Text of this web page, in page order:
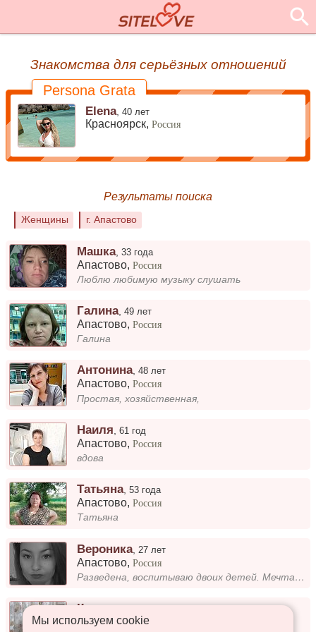
Знакомства для серьёзных отношений
Persona Grata
Elena,40 лет
Красноярск,Россия
Результаты поиска
Женщины г. Апастово
Машка,33 года
Апастово,Россия
Люблю любимую музыку слушать
Галина,49 лет
Апастово,Россия
Галина
Антонина,48 лет
Апастово,Россия
Простая, хозяйственная,
Наиля ,61 год
Апастово,Россия
вдова
Татьяна,53 года
Апастово,Россия
Татьяна
Вероника, 27 лет
Апастово,Россия
Разведена, воспитываю двоих детей. Мечтаю о человеке, с которым можно построить крепкие, доверительные отношения. Для ме...
Ксю,
Апастово,Россия
Мы используем сookie